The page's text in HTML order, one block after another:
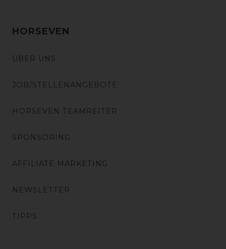
HORSEVEN
ÜBER UNS
JOB/STELLENANGEBOTE
HORSEVEN TEAMREITER
SPONSORING
AFFILIATE MARKETING
NEWSLETTER
TIPPS